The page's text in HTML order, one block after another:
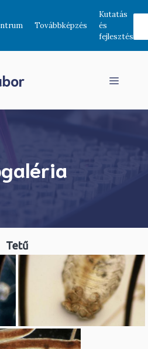
Továbbképzés
Kutatás
és
fejlesztés
Menü
Tetű